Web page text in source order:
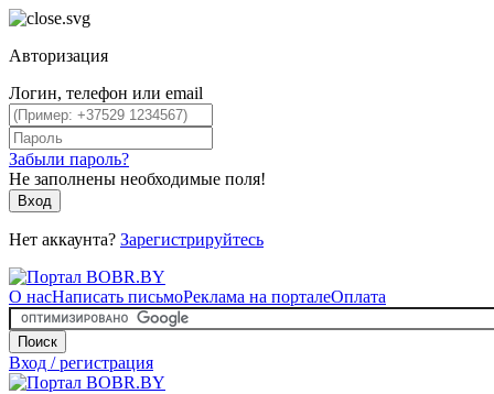
Авторизация
Логин, телефон или email
Забыли пароль?
Не заполнены необходимые поля!
Вход
Нет аккаунта? Зарегистрируйтесь
О насНаписать письмоРеклама на порталеОплата
Поиск
Вход / регистрация